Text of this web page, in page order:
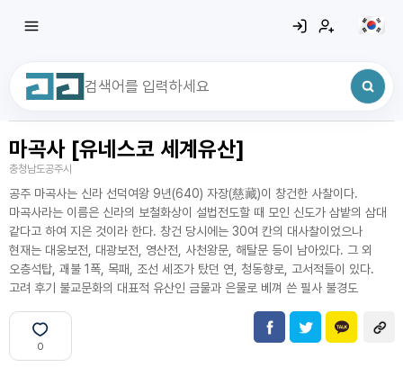
최근 검색어
마곡사 [유네스코 세계유산]
충청남도공주시
공주 마곡사는 신라 선덕여왕 9년(640) 자장(慈藏)이 창건한 사찰이다.
마곡사라는 이름은 신라의 보철화상이 설법전도할 때 모인 신도가 삼밭의 삼대
같다고 하여 지은 것이라 한다. 창건 당시에는 30여 칸의 대사찰이었으나
현재는 대웅보전, 대광보전, 영산전, 사천왕문, 해탈문 등이 남아있다. 그 외
오층석탑, 괘불 1폭, 목패, 조선 세조가 탔던 연, 청동향로, 고서적들이 있다.
고려 후기 불교문화의 대표적 유산인 금물과 은물로 베껴 쓴 필사 불경도
0